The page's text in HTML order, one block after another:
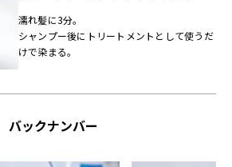
濡れ髪に3分。
シャンプー後にトリートメントとして使うだ
けで染まる。
バックナンバー